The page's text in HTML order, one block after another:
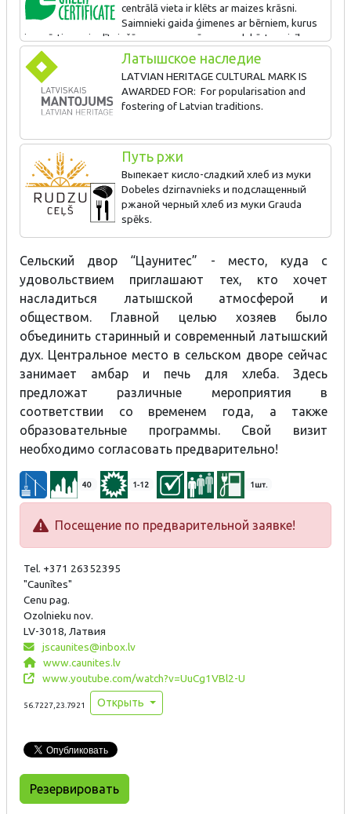
centrālā vieta ir klēts ar maizes krāsni.
Saimnieki gaida ģimenes ar bērniem, kurus
iepazīstina ar izglītojošām programmām un gadskārtu svinību
tradīcijām. Saimnieki rūpējas par apkaimes mežu un pļavu
bioloģiskās daudzveidības saglabāšanu, organizē ekskursijas,
kurās stāsta par apkaimes iemītniekiem, kā arī sadarbojas ar
dabaszinātņu nozares ekspertiem. Saimnieki būvē jaunu viesu
namu un veido galdniecības muzeju.
Латышское наследие
LATVIAN HERITAGE CULTURAL MARK IS
AWARDED FOR: For popularisation and
fostering of Latvian traditions.
Путь ржи
Выпекает кисло-сладкий хлеб из муки
Dobeles dzirnavnieks и подслащенный
ржаной черный хлеб из муки Grauda
spēks.
Дегустация хлеба, 1–1,5 ч. Выпечка собственного каравая в
дровяной печи, 2–3 ч.
Сельский двор “Цаунитес” - место, куда с
удовольствием приглашают тех, кто хочет
насладиться латышской атмосферой и
обществом. Главной целью хозяев было
объединить старинный и современный латышский
дух. Центральное место в сельском дворе сейчас
занимает амбар и печь для хлеба. Здесь
предложат различные мероприятия в
соответствии со временем года, а также
образовательные программы. Свой визит
необходимо согласовать предварительно!
40 1-12 1шт.
Посещение по предварительной заявке!
Tel. +371 26352395
"Caunītes"
Cenu pag.
Ozolnieku nov.
LV-3018, Латвия
jscaunites@inbox.lv
www.caunites.lv
www.youtube.com/watch?v=UuCg1VBl2-U
56.7227,23.7921 Открыть
Резервировать